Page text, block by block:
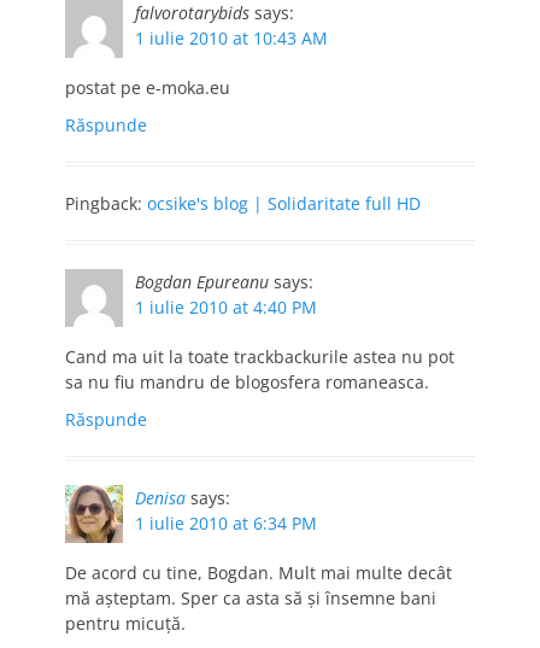
falvorotarybids says:
1 iulie 2010 at 10:43 AM
postat pe e-moka.eu
Răspunde
Pingback: ocsike's blog | Solidaritate full HD
Bogdan Epureanu says:
1 iulie 2010 at 4:40 PM
Cand ma uit la toate trackbackurile astea nu pot
sa nu fiu mandru de blogosfera romaneasca.
Răspunde
Denisa says:
1 iulie 2010 at 6:34 PM
De acord cu tine, Bogdan. Mult mai multe decât
mă așteptam. Sper ca asta să și însemne bani
pentru micuță.